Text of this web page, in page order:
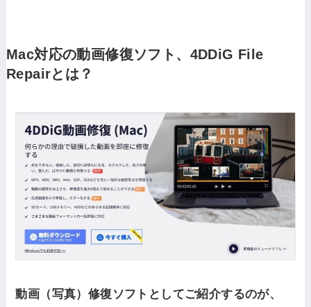
Mac対応の動画修復ソフト、4DDiG File
Repairとは？
動画（写真）修復ソフトとしてご紹介するのが、